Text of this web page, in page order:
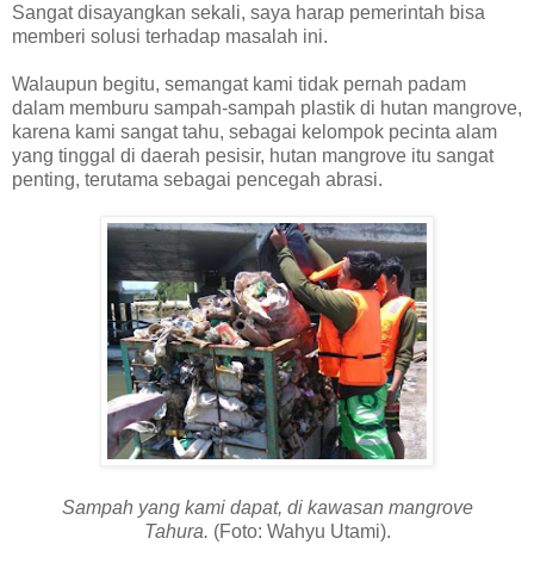
Sangat disayangkan sekali, saya harap pemerintah bisa
memberi solusi terhadap masalah ini.
Walaupun begitu, semangat kami tidak pernah padam
dalam memburu sampah-sampah plastik di hutan mangrove,
karena kami sangat tahu, sebagai kelompok pecinta alam
yang tinggal di daerah pesisir, hutan mangrove itu sangat
penting, terutama sebagai pencegah abrasi.
Sampah yang kami dapat, di kawasan mangrove
Tahura. (Foto: Wahyu Utami).